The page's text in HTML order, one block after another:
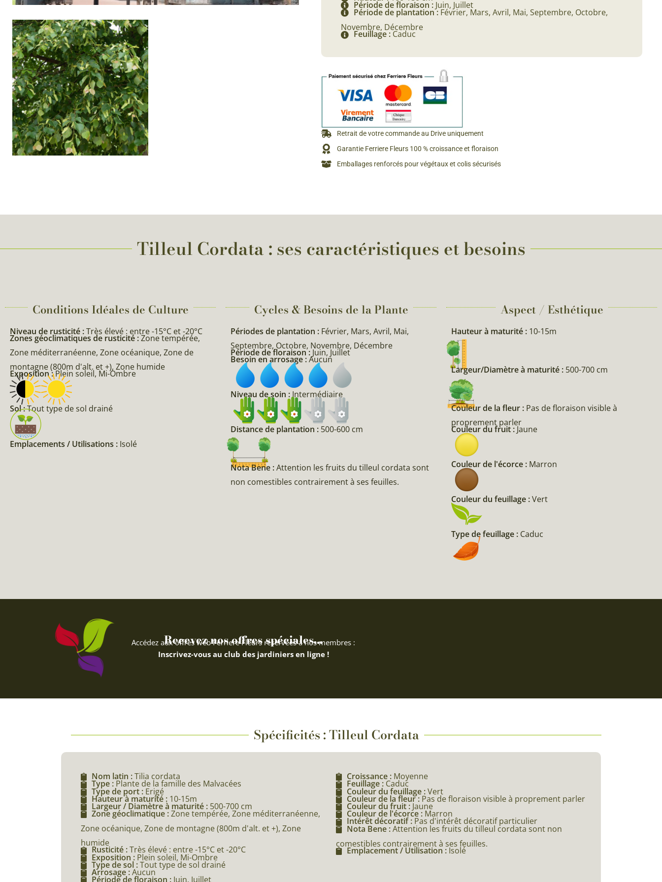
Semences & Graines Spéciales Fraîcheur
d’Antan
Période de floraison : Juin, Juillet
Période de plantation : Février, Mars, Avril, Mai, Septembre, Octobre,
Novembre, Décembre
Feuillage : Caduc
Retrait de votre commande au Drive uniquement
Garantie Ferriere Fleurs 100 % croissance et floraison
Emballages renforcés pour végétaux et colis sécurisés
Tilleul Cordata : ses caractéristiques et besoins
Conditions Idéales de Culture
Niveau de rusticité :Très élevé : entre -15°C et -20°C
Zones géoclimatiques de rusticité :Zone tempérée,
Zone méditerranéenne, Zone océanique, Zone de
montagne (800m d'alt. et +), Zone humide
Exposition :Plein soleil, Mi-Ombre
Sol :Tout type de sol drainé
Emplacements / Utilisations : Isolé
Cycles & Besoins de la Plante​
Périodes de plantation : Février, Mars, Avril, Mai,
Septembre, Octobre, Novembre, Décembre
Période de floraison : Juin, Juillet
Besoin en arrosage :Aucun
Niveau de soin :Intermédiaire
Distance de plantation : 500-600 cm
Nota Bene :Attention les fruits du tilleul cordata sont
non comestibles contrairement à ses feuilles.
Aspect / Esthétique
Hauteur à maturité : 10-15m
Largeur/Diamètre à maturité : 500-700 cm
Couleur de la fleur : Pas de floraison visible à
proprement parler
Couleur du fruit : Jaune
Couleur de l'écorce : Marron
Couleur du feuillage :Vert
Type de feuillage : Caduc
Recevez nos offres spéciales...
Accédez aux offres web Ferriere Fleurs réservées à nos membres :
Inscrivez-vous au club des jardiniers en ligne !
Spécificités : Tilleul Cordata
Nom latin :Tilia cordata
Type : Plante de la famille des Malvacées
Type de port : Erigé
Hauteur à maturité : 10-15m
Largeur / Diamètre à maturité : 500-700 cm
Zone géoclimatique :Zone tempérée, Zone méditerranéenne,
Zone océanique, Zone de montagne (800m d'alt. et +), Zone
humide
Rusticité :Très élevé : entre -15°C et -20°C
Exposition : Plein soleil, Mi-Ombre
Type de sol :Tout type de sol drainé
Arrosage :Aucun
Période de floraison : Juin, Juillet
Croissance : Moyenne
Feuillage : Caduc
Couleur du feuillage :Vert
Couleur de la fleur : Pas de floraison visible à proprement parler
Couleur du fruit : Jaune
Couleur de l'écorce : Marron
Intérêt décoratif : Pas d'intérêt décoratif particulier
Nota Bene :Attention les fruits du tilleul cordata sont non
comestibles contrairement à ses feuilles.
Emplacement / Utilisation : Isolé